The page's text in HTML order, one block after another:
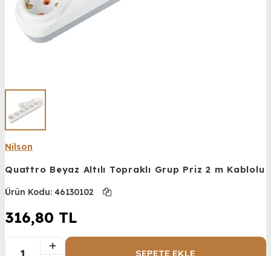
Nilson
Quattro Beyaz Altılı Topraklı Grup Priz 2 m Kablolu
Ürün Kodu: 46130102
316,80 TL
SEPETE EKLE